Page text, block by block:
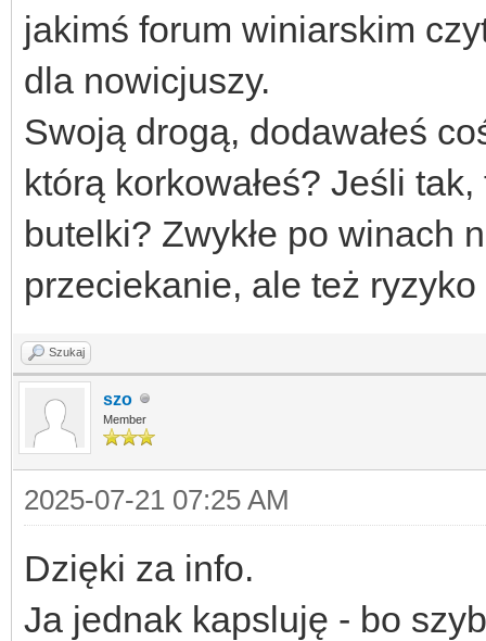
jakimś forum winiarskim
dla nowicjuszy.
Swoją drogą, dodawałeś
którą korkowałeś? Jeśli
butelki? Zwykłe po winach
przeciekanie, ale też
Szukaj
szo
Member
2025-07-21 07:25 AM
Dzięki za info.
Ja jednak kapsluję - bo